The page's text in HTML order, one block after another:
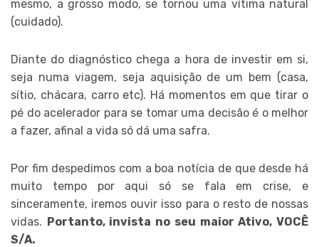
mesmo, a grosso modo, se tornou uma vítima natural
(cuidado).
Diante do diagnóstico chega a hora de investir em si,
seja numa viagem, seja aquisição de um bem (casa,
sítio, chácara, carro etc). Há momentos em que tirar o
pé do acelerador para se tomar uma decisão é o melhor
a fazer, afinal a vida só dá uma safra.
Por fim despedimos com a boa notícia de que desde há
muito tempo por aqui só se fala em crise, e
sinceramente, iremos ouvir isso para o resto de nossas
vidas. Portanto, invista no seu maior Ativo, VOCÊ
S/A.